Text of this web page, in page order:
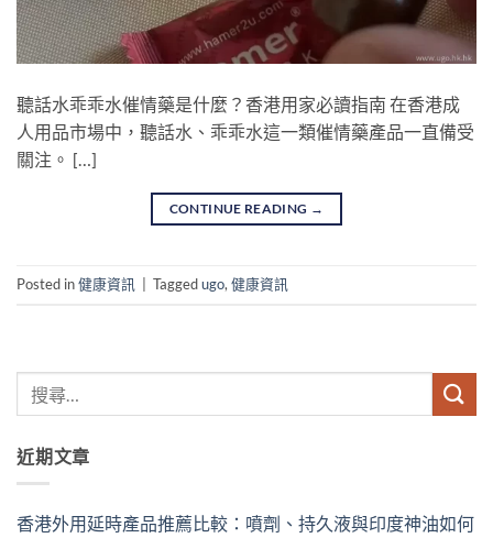
聽話水乖乖水催情藥是什麼？香港用家必讀指南 在香港成
人用品市場中，聽話水、乖乖水這一類催情藥產品一直備受
關注。 […]
CONTINUE READING →
Posted in健康資訊 Taggedugo,健康資訊
近期文章
香港外用延時產品推薦比較：噴劑、持久液與印度神油如何